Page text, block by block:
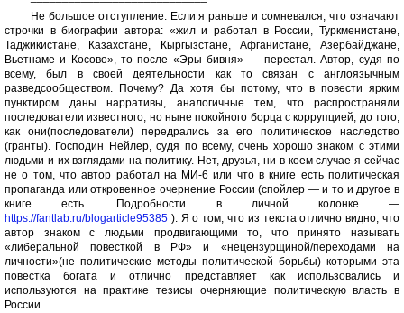
Не большое отступление: Если я раньше и сомневался, что означают
строчки в биографии автора: «жил и работал в России, Туркменистане,
Таджикистане, Казахстане, Кыргызстане, Афганистане, Азербайджане,
Вьетнаме и Косово», то после «Эры бивня» — перестал. Автор, судя по
всему, был в своей деятельности как то связан с англоязычным
разведсообществом. Почему? Да хотя бы потому, что в повести ярким
пунктиром даны нарративы, аналогичные тем, что распространяли
последователи известного, но ныне покойного борца с коррупцией, до того,
как они(последователи) передрались за его политическое наследство
(гранты). Господин Нейлер, судя по всему, очень хорошо знаком с этими
людьми и их взглядами на политику. Нет, друзья, ни в коем случае я сейчас
не о том, что автор работал на МИ-6 или что в книге есть политическая
пропаганда или откровенное очернение России (спойлер — и то и другое в
книге есть. Подробности в личной колонке —
https://fantlab.ru/blogarticle95385 ). Я о том, что из текста отлично видно, что
автор знаком с людьми продвигающими то, что принято называть
«либеральной повесткой в РФ» и «нецензурщиной/переходами на
личности»(не политические методы политической борьбы) которыми эта
повестка богата и отлично представляет как использовались и
используются на практике тезисы очерняющие политическую власть в
России.